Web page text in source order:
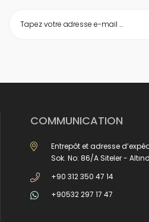
COMMUNICATION
Entrepôt et adresse
Sok. No: 86/A Siteler -
+90 312 350 47 14
+90532 297 17 47